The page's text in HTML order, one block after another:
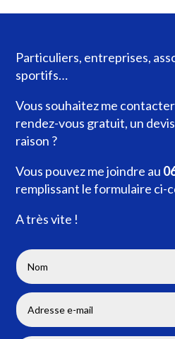
Particuliers, entreprises,
sportifs…
Vous souhaitez me
rendez-vous gratuit, un
raison ?
Vous pouvez me joindre au
remplissant le formulaire ci-
A très vite !